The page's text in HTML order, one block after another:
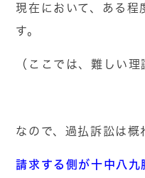
現在において、ある程
す。
（ここでは、難しい
なので、過払訴訟は概
請求する側が十中八九